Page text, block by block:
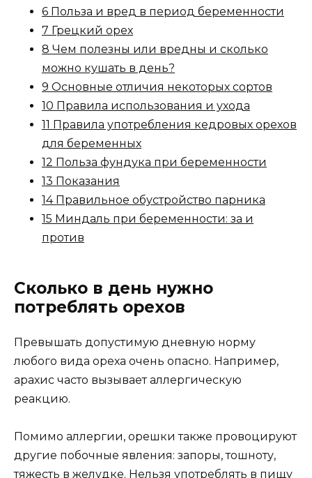
6 Польза и вред в период беременности
7 Грецкий орех
8 Чем полезны или вредны и сколько
можно кушать в день?
9 Основные отличия некоторых сортов
10 Правила использования и ухода
11 Правила употребления кедровых орехов
для беременных
12 Польза фундука при беременности
13 Показания
14 Правильное обустройство парника
15 Миндаль при беременности: за и
против
Сколько в день нужно
потреблять орехов
Превышать допустимую дневную норму
любого вида ореха очень опасно. Например,
арахис часто вызывает аллергическую
реакцию.
Помимо аллергии, орешки также провоцируют
другие побочные явления: запоры, тошноту,
тяжесть в желудке. Нельзя употреблять в пищу